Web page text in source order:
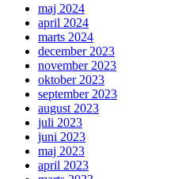
maj 2024
april 2024
marts 2024
december 2023
november 2023
oktober 2023
september 2023
august 2023
juli 2023
juni 2023
maj 2023
april 2023